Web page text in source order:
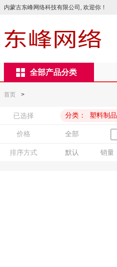
内蒙古东峰网络科技有限公司, 欢迎你！
全部产品分类
首页 >
已选择 分类： 塑料制品
价格 全部
排序方式 默认 销量